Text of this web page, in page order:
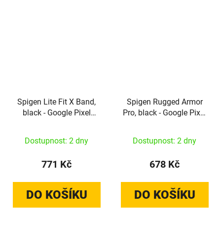
Spigen Lite Fit X Band,
black - Google Pixel
Dostupnost: 2 dny
771 Kč
DO KOŠÍKU
Spigen Rugged Armor
Pro, black - Google Pixel
Dostupnost: 2 dny
678 Kč
DO KOŠÍKU